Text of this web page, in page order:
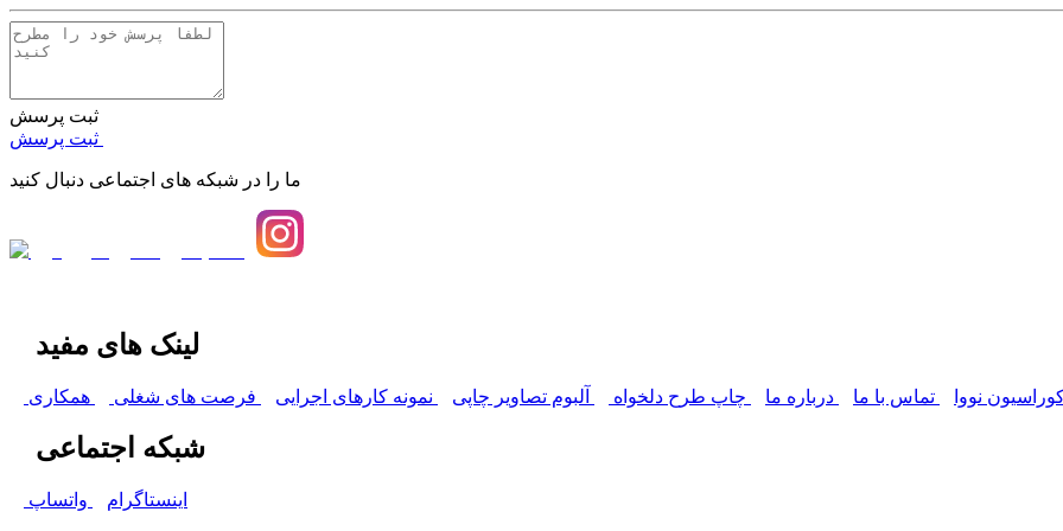
ثبت پرسش
ما را در شبکه های اجتماعی دنبال کنید
لینک های مفید
نووا تماس با ما درباره ما چاپ طرح دلخواه آلبوم تصاویر چاپی نمونه کارهای اجرایی فرصت های شغلی همکاری
شبکه اجتماعی
اینستاگرام واتساپ